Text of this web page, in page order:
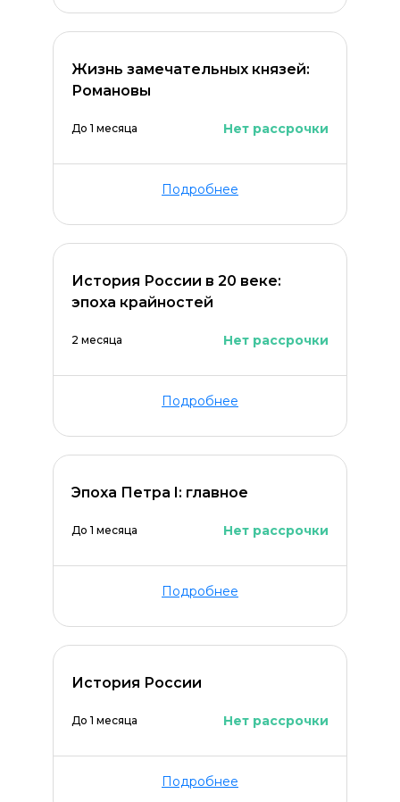
Жизнь замечательных князей:
Романовы
До 1 месяца Нет рассрочки
Подробнее
История России в 20 веке:
эпоха крайностей
2 месяца Нет рассрочки
Подробнее
Эпоха Петра I: главное
До 1 месяца Нет рассрочки
Подробнее
История России
До 1 месяца Нет рассрочки
Подробнее
Оставить комментарий